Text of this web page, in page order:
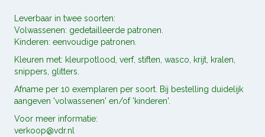
Leverbaar in twee soorten:
Volwassenen: gedetailleerde patronen.
Kinderen: eenvoudige patronen.
Kleuren met: kleurpotlood, verf, stiften, wasco, krijt, kralen,
snippers, glitters.
Afname per 10 exemplaren per soort. Bij bestelling duidelijk
aangeven 'volwassenen' en/of 'kinderen'.
Voor meer informatie:
verkoop@vdr.nl